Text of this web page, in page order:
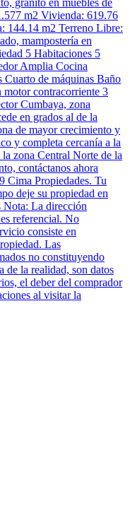
granito en muebles de
m2 Vivienda: 619.76
144.14 m2 Terreno Libre:
mampostería en
5 Habitaciones 5
Amplia Cocina
Cuarto de máquinas Baño
contracorriente 3
Cumbaya, zona
en grados al de la
de mayor crecimiento y
y completa cercanía a la
zona Central Norte de la
contáctanos ahora
Cima Propiedades. Tu
deje su propiedad en
Nota: La dirección
referencial. No
consiste en
Las
no constituyendo
de la realidad, son datos
el deber del comprador
al visitar la